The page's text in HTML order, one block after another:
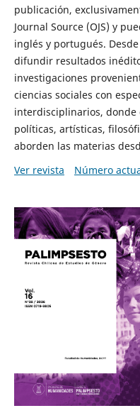
publicación,
Journal Source (OJS) y
inglés y portugués.
difundir resultados
investigaciones
ciencias sociales con
interdisciplinarios, donde
políticas, artísticas,
aborden las materias
Ver revista
Número